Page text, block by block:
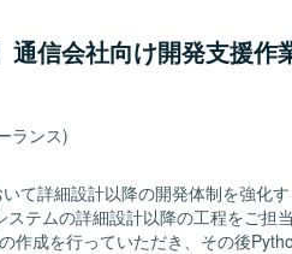
いただける方を求めています。新し
変更や改善に対応できる方が望まし
設計など、先端的なAI技術を活用し
に加え、DifyやOpenAI APIとい
て関わることで、プロダクト開発の
通信会社向け開発支援作
ランス)
て詳細設計以降の開発体制を強化
作成を行っていただき、その後